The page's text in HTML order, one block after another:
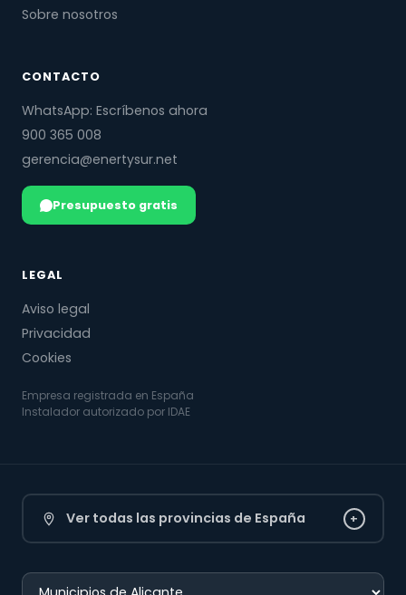
Sobre nosotros
CONTACTO
WhatsApp: Escríbenos ahora
900 365 008
gerencia@enertysur.net
Presupuesto gratis
LEGAL
Aviso legal
Privacidad
Cookies
Empresa registrada en España
Instalador autorizado por IDAE
Ver todas las provincias de España +